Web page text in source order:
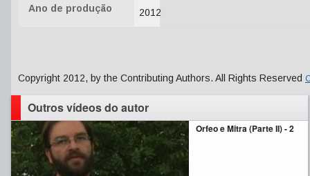
Ano de produção 2012
Copyright 2012, by the Contributing Authors. All Rights Reserved
Outros vídeos do autor
Orfeo e Mitra (Parte II) - 2